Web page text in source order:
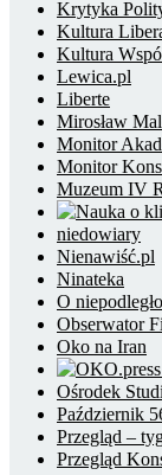
Krytyka
Kultura
Kultura
Lewica.pl
Liberte
Mirosław
Monitor
Monitor
Muzeum IV
niedowiary
Nienawiść.pl
Ninateka
O
Obserwator
Oko na Iran
Ośrodek
Październik
Przegląd –
Przegląd